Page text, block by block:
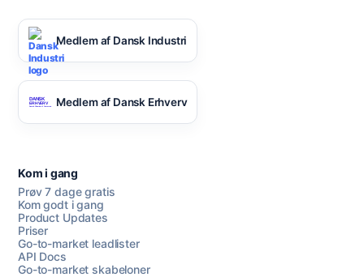
Medlem af Dansk Industri
Medlem af Dansk Erhverv
Kom i gang
Prøv 7 dage gratis
Kom godt i gang
Product Updates
Priser
Go-to-market leadlister
API Docs
Go-to-market skabeloner